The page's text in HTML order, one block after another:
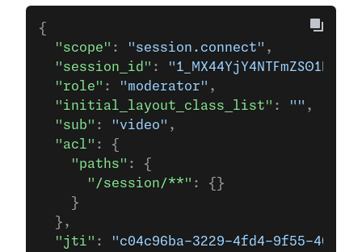
{
  "scope"
: "session.connect" ,
  "session_id"
:
  "role"
: "moderator" ,
  "initial_layout_class_list"
: "" ,
  "sub"
: "video" ,
  "acl"
: {
    "paths"
: {
      "/session/**"
: {}
    }
  },
  "jti"
:
"c04c96ba-3229-4fd4-9f55-